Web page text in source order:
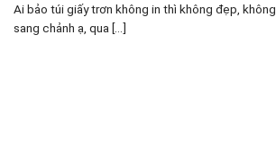
Ai bảo túi giấy trơn không in thì không đẹp, không
sang chảnh ạ, qua [...]